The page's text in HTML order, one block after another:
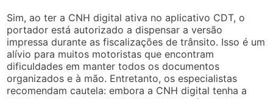
Sim, ao ter a CNH digital ativa no aplicativo CDT, o
portador está autorizado a dispensar a versão
impressa durante as fiscalizações de trânsito. Isso é um
alívio para muitos motoristas que encontram
dificuldades em manter todos os documentos
organizados e à mão. Entretanto, os especialistas
recomendam cautela: embora a CNH digital tenha a